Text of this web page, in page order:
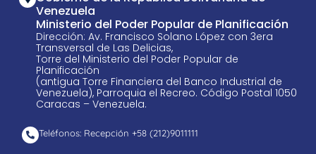
Venezuela
Ministerio del Poder Popular de Planificación
Dirección: Av. Francisco Solano López con 3era
Transversal de Las Delicias,
Torre del Ministerio del Poder Popular de
Planificación
(antigua Torre Financiera del Banco Industrial de
Venezuela), Parroquia el Recreo. Código Postal 1050
Caracas – Venezuela.
Teléfonos: Recepción +58 ​(212)9011111